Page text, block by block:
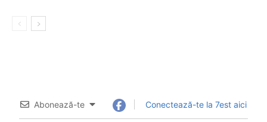
Abonează-te Conectează-te la 7est aici